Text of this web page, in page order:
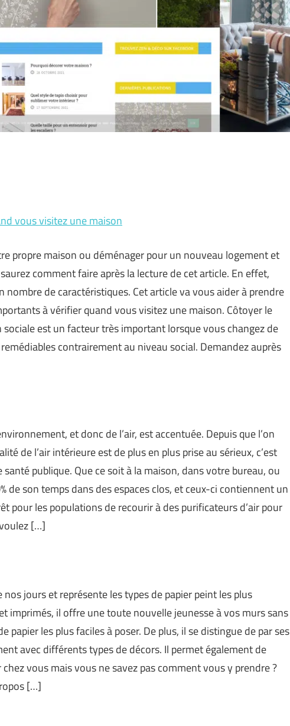
vous visitez une maison
propre maison ou déménager pour un nouveau logement et
comment faire après la lecture de cet article. En effet,
de caractéristiques. Cet article va vous aider à prendre
à vérifier quand vous visitez une maison. Côtoyer le
est un facteur très important lorsque vous changez de
contrairement au niveau social. Demandez auprès
et donc de l’air, est accentuée. Depuis que l’on
de l’air intérieure est de plus en plus prise au sérieux, c’est
publique. Que ce soit à la maison, dans votre bureau, ou
de son temps dans des espaces clos, et ceux-ci contiennent un
pour les populations de recourir à des purificateurs d’air pour
[…]
jours et représente les types de papier peint les plus
imprimés, il offre une toute nouvelle jeunesse à vos murs sans
papier les plus faciles à poser. De plus, il se distingue de par ses
avec différents types de décors. Il permet également de
vous mais vous ne savez pas comment vous y prendre ?
[…]